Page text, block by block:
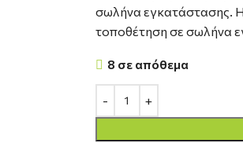
σωλήνα εγκατάστασης. Η
τοποθέτηση σε σωλήνα
8 σε απόθεμα